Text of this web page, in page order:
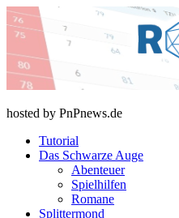
Skip
to
content
rollenspiel-bewertungen.de
hosted by PnPnews.de
Tutorial
Das Schwarze Auge
Abenteuer
Spielhilfen
Romane
Splittermond